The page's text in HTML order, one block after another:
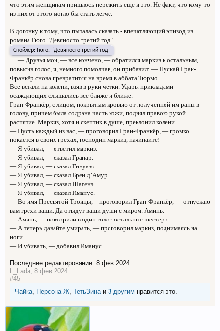
что этим женщинам пришлось пережить еще и это. Не факт, что кому-то
из них от этого могло бы стать легче.
В догонку к тому, что пыталась сказать - впечатляющий эпизод из
романа Гюго "Девяносто третий год".
Спойлер: Гюго. "Девяносто третий год"
… — Друзья мои, — все кончено, — обратился маркиз к остальным,
повысив голос, и, немного помолчав, он прибавил: — Пускай Гран-
Франкёр снова превратится на время в аббата Тюрмо.
Все встали на колени, взяв в руки четки. Удары прикладами
осаждающих слышались все ближе и ближе.
Гран-Франкёр, с лицом, покрытым кровью от полученной им раны в
голову, причем была содрана часть кожи, поднял правою рукой
распятие. Маркиз, хотя и скептик в душе, преклонил колени.
— Пусть каждый из вас, — проговорил Гран-Франкёр, — громко
покается в своих грехах, господин маркиз, начинайте!
— Я убивал, — ответил маркиз.
— Я убивал, — сказал Гранар.
— Я убивал, — сказал Гинуазо.
— Я убивал, — сказал Брен д’Амур.
— Я убивал, — сказал Шатенэ.
— Я убивал, — сказал Иманус.
— Во имя Пресвятой Троицы, – проговорил Гран-Франкёр, — отпускаю
вам грехи ваши. Да отыдут ваши души с миром. Аминь.
— Аминь, — повторили в один голос остальные шестеро.
— А теперь давайте умирать, — проговорил маркиз, поднимаясь на
ноги.
— И убивать, — добавил Иманус…
Последнее редактирование: 8 фев 2024
L_Lada 8 фев 2024
#45
Чайка Персона Ж ТетьЗина и 3 другим нравится это.